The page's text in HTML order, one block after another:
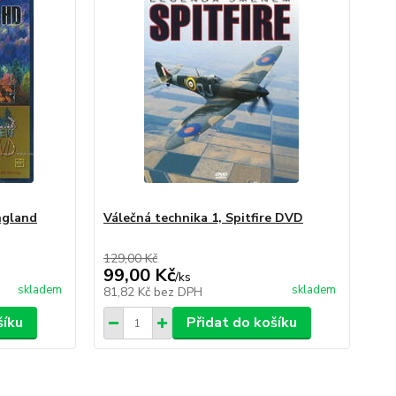
skladem
Válečná technika 1, Spitfire DVD
129,00 Kč
99,00 Kč/ks
81,82 Kč bez DPH skladem
Přidat do košíku